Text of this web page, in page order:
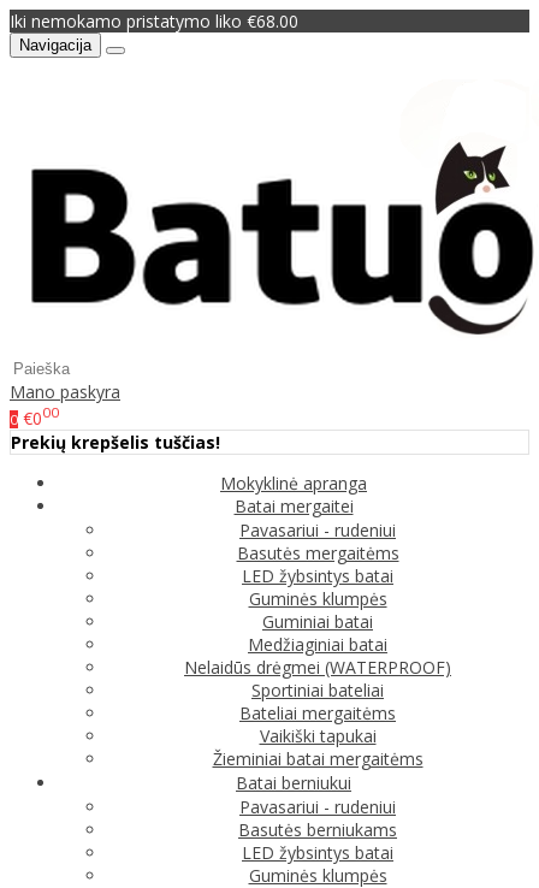
Iki nemokamo pristatymo liko €68.00
Navigacija
Mano paskyra
0 €000
Prekių krepšelis tuščias!
Mokyklinė apranga
Batai mergaitei
Pavasariui - rudeniui
Basutės mergaitėms
LED žybsintys batai
Guminės klumpės
Guminiai batai
Medžiaginiai batai
Nelaidūs drėgmei (WATERPROOF)
Sportiniai bateliai
Bateliai mergaitėms
Vaikiški tapukai
Žieminiai batai mergaitėms
Batai berniukui
Pavasariui - rudeniui
Basutės berniukams
LED žybsintys batai
Guminės klumpės